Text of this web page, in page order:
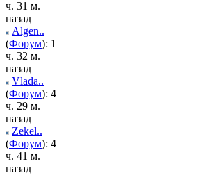
ч. 31 м.
назад
Algen..
(Форум): 1
ч. 32 м.
назад
Vlada..
(Форум): 4
ч. 29 м.
назад
Zekel..
(Форум): 4
ч. 41 м.
назад